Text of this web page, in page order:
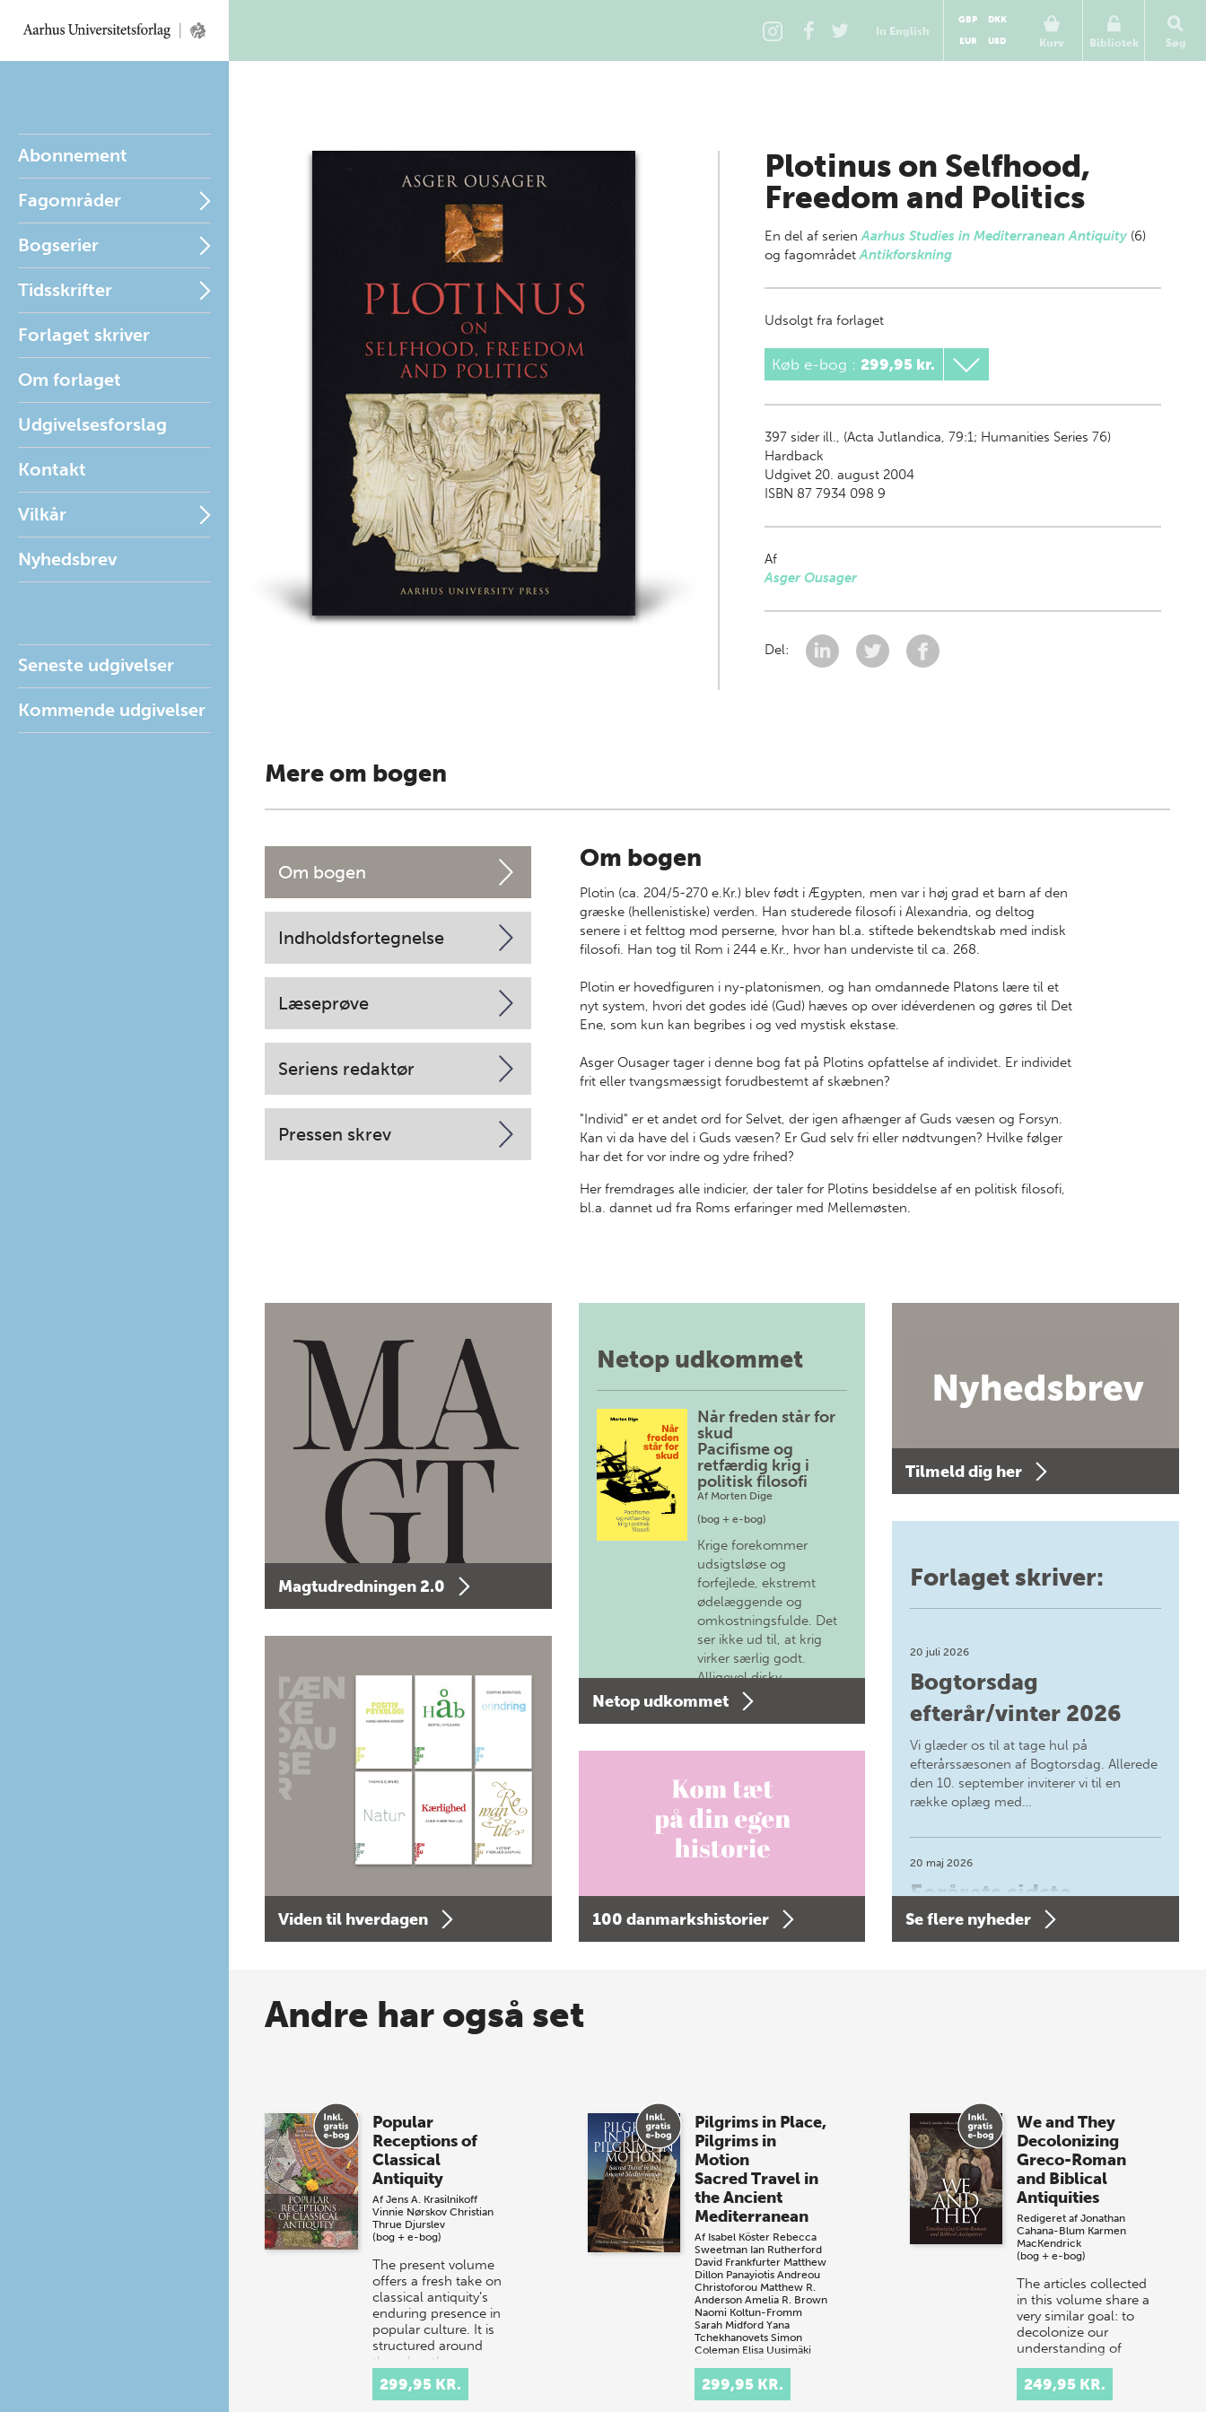
In English
Kurv
GBP
DKK
EUR
USD Bibliotek Søg
Abonnement
Fagområder
Bogserier
Tidsskrifter
Forlaget skriver
Om forlaget
Udgivelsesforslag
Kontakt
Vilkår
Nyhedsbrev
Seneste udgivelser
Kommende udgivelser
Plotinus on Selfhood,
Freedom and Politics
En del af serienAarhus Studies in Mediterranean Antiquity (6)
og fagområdetAntikforskning
Udsolgt fra forlaget
Køb e-bog : 299,95 kr.
397sider ill., (Acta Jutlandica, 79:1; Humanities Series 76)
Hardback
Udgivet 20. august 2004
ISBN 87 7934 098 9
Af
Asger Ousager
Del:
Mere om bogen
Om bogen
Indholdsfortegnelse
Læseprøve
Seriens redaktør
Pressen skrev
Om bogen
Plotin (ca. 204/5-270 e.Kr.) blev født i Ægypten, men var i høj grad et barn af den
græske (hellenistiske) verden. Han studerede filosofi i Alexandria, og deltog
senere i et felttog mod perserne, hvor han bl.a. stiftede bekendtskab med indisk
filosofi. Han tog til Rom i 244 e.Kr., hvor han underviste til ca. 268.
Plotin er hovedfiguren i ny-platonismen, og han omdannede Platons lære til et
nyt system, hvori det godes idé (Gud) hæves op over idéverdenen og gøres til Det
Ene, som kun kan begribes i og ved mystisk ekstase.
Asger Ousager tager i denne bog fat på Plotins opfattelse af individet. Er individet
frit eller tvangsmæssigt forudbestemt af skæbnen?
"Individ" er et andet ord for Selvet, der igen afhænger af Guds væsen og Forsyn.
Kan vi da have del i Guds væsen? Er Gud selv fri eller nødtvungen? Hvilke følger
har det for vor indre og ydre frihed?
Her fremdrages alle indicier, der taler for Plotins besiddelse af en politisk filosofi,
bl.a. dannet ud fra Roms erfaringer med Mellemøsten.
Magtudredningen 2.0
Viden til hverdagen
Netop udkommet
Når freden står for
skud
Pacifisme og
retfærdig krig i
politisk filosofi
Af Morten Dige
(bog + e-bog)
Krige forekommer
udsigtsløse og
forfejlede, ekstremt
ødelæggende og
omkostningsfulde. Det
ser ikke ud til, at krig
virker særlig godt.
Alligevel diskv…
Netop udkommet
100 danmarkshistorier
Tilmeld dig her
Forlaget skriver:
20 juli 2026
Bogtorsdag
efterår/vinter 2026
Vi glæder os til at tage hul på
efterårssæsonen af Bogtorsdag. Allerede
den 10. september inviterer vi til en
række oplæg med…
20 maj 2026
Forårets sidste
Bogtorsdag 11. juni
Spar op til 70% til
sommer-lagersalg!
Vi gentager succesen og inviterer igen i
år til vores store sommer-lagersalg,
så sæt kryds i kalenderen onsdag den
10. j…
Se flere nyheder
Andre har også set
Popular
Receptions of
Classical
Antiquity
Af Jens A. Krasilnikoff
Vinnie Nørskov Christian
Thrue Djurslev
(bog + e-bog)
The present volume
offers a fresh take on
classical antiquity’s
enduring presence in
popular culture. It is
structured around
three key themes –
histo…
299,95 KR.
Pilgrims in Place,
Pilgrims in
Motion
Sacred Travel in
the Ancient
Mediterranean
Af Isabel Köster Rebecca
Sweetman Ian Rutherford
David Frankfurter Matthew
Dillon Panayiotis Andreou
Christoforou Matthew R.
Anderson Amelia R. Brown
Naomi Koltun-Fromm
Sarah Midford Yana
Tchekhanovets Simon
Coleman Elisa Uusimäki
Redigeret af
(bog + e-bog)
299,95 KR.
We and They
Decolonizing
Greco-Roman
and Biblical
Antiquities
Redigeret afJonathan
Cahana-Blum Karmen
MacKendrick
(bog + e-bog)
The articles collected
in this volume share a
very similar goal: to
decolonize our
understanding of
allowing modernity to
converse wit…
249,95 KR.